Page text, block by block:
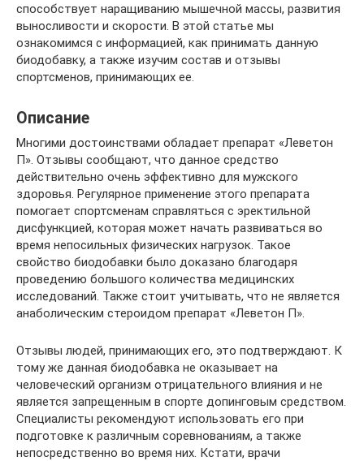
способствует наращиванию мышечной массы, развития
выносливости и скорости. В этой статье мы
ознакомимся с информацией, как принимать данную
биодобавку, а также изучим состав и отзывы
спортсменов, принимающих ее.
Описание
Многими достоинствами обладает препарат «Леветон
П». Отзывы сообщают, что данное средство
действительно очень эффективно для мужского
здоровья. Регулярное применение этого препарата
помогает спортсменам справляться с эректильной
дисфункцией, которая может начать развиваться во
время непосильных физических нагрузок. Такое
свойство биодобавки было доказано благодаря
проведению большого количества медицинских
исследований. Также стоит учитывать, что не является
анаболическим стероидом препарат «Леветон П».
Отзывы людей, принимающих его, это подтверждают. К
тому же данная биодобавка не оказывает на
человеческий организм отрицательного влияния и не
является запрещенным в спорте допинговым средством.
Специалисты рекомендуют использовать его при
подготовке к различным соревнованиям, а также
непосредственно во время них. Кстати, врачи